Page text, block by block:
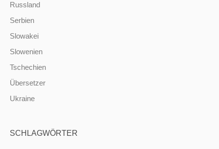
Russland
Serbien
Slowakei
Slowenien
Tschechien
Übersetzer
Ukraine
SCHLAGWÖRTER